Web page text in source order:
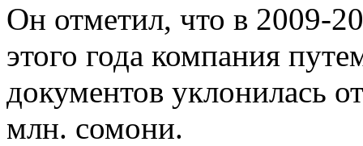
Он отметил, что в 2009-
этого года компания
документов уклонилась
млн. сомони.